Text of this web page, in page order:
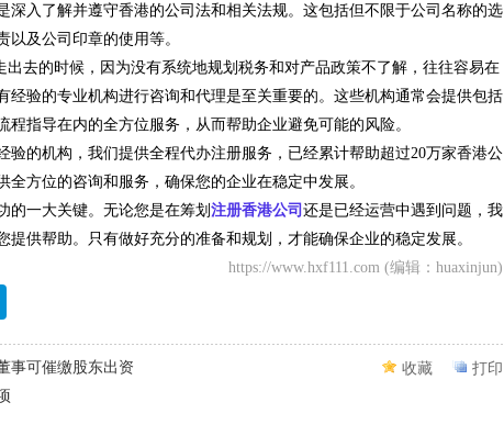
深入了解并遵守香港的公司法和相关法规。这包括但不限于公司名称的选
及公司印章的使用等。
去的时候，因为没有系统地规划税务和对产品政策不了解，往往容易在
经验的专业机构进行咨询和代理是至关重要的。这些机构通常会提供包括
指导在内的全方位服务，从而帮助企业避免可能的风险。
验的机构，我们提供全程代办注册服务，已经累计帮助超过20万家香港公
方位的咨询和服务，确保您的企业在稳定中发展。
的一大关键。无论您是在筹划 注册香港公司 还是已经运营中遇到问题，我
供帮助。只有做好充分的准备和规划，才能确保企业的稳定发展。
https://www.hxf111.com (编辑：huaxinjun)
事可催缴股东出资
收藏 打印